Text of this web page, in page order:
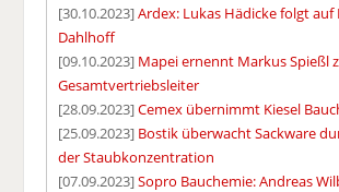
[30.10.2023]Ardex: Lukas Hädicke folgt auf
Dahlhoff
[09.10.2023] Mapei ernennt Markus Spießl
Gesamtvertriebsleiter
[28.09.2023]Cemex übernimmt Kiesel
[25.09.2023] Bostik überwacht Sackware
der Staubkonzentration
[07.09.2023]Sopro Bauchemie: Andreas